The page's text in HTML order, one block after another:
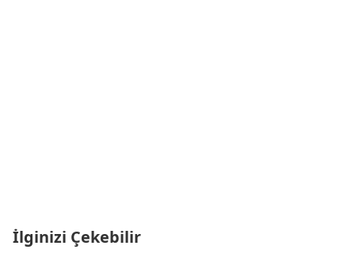
İlginizi Çekebilir